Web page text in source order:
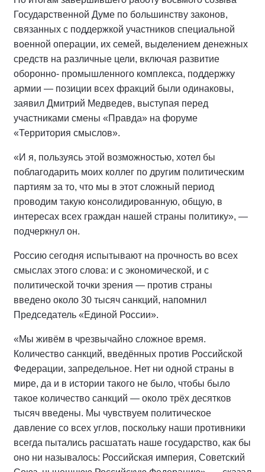
Государственной Думе по большинству законов,
связанных с поддержкой участников специальной
военной операции, их семей, выделением денежных
средств на различные цели, включая развитие
оборонно- промышленного комплекса, поддержку
армии — позиции всех фракций были одинаковы,
заявил Дмитрий Медведев, выступая перед
участниками смены «Правда» на форуме
«Территория смыслов».
«И я, пользуясь этой возможностью, хотел бы
поблагодарить моих коллег по другим политическим
партиям за то, что мы в этот сложный период
проводим такую консолидированную, общую, в
интересах всех граждан нашей страны политику», —
подчеркнул он.
Россию сегодня испытывают на прочность во всех
смыслах этого слова: и с экономической, и с
политической точки зрения — против страны
введено около 30 тысяч санкций, напомнил
Председатель «Единой России».
«Мы живём в чрезвычайно сложное время.
Количество санкций, введённых против Российской
Федерации, запредельное. Нет ни одной страны в
мире, да и в истории такого не было, чтобы было
такое количество санкций — около трёх десятков
тысяч введены. Мы чувствуем политическое
давление со всех углов, поскольку наши противники
всегда пытались расшатать наше государство, как бы
оно ни называлось: Российская империя, Советский